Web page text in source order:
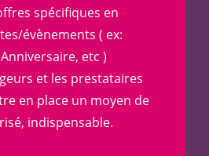
spécifiques en
évènements ( ex:
etc )
et les prestataires
en place un moyen de
indispensable.